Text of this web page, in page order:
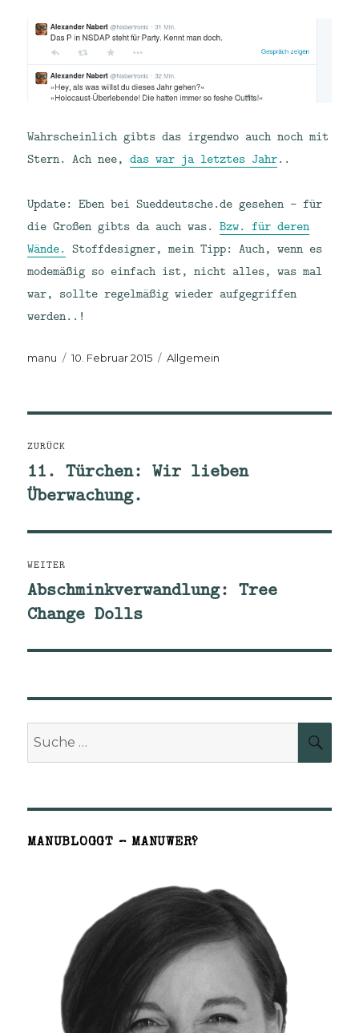
Wahrscheinlich gibts das irgendwo auch noch mit
Stern. Ach nee,das war ja letztes Jahr..
Update: Eben bei Sueddeutsche.de gesehen – für
die Großen gibts da auch was.Bzw. für deren
Wände. Stoffdesigner, mein Tipp: Auch, wenn es
modemäßig so einfach ist, nicht alles, was mal
war, sollte regelmäßig wieder aufgegriffen
werden..!
Autor
manu
Veröffentlicht
10. Februar 2015 Kategorien
Allgemein
ZURÜCK
Vorheriger
Beitrag:
11. Türchen: Wir lieben
Überwachung.
WEITER
Nächster
Beitrag:
Abschminkverwandlung: Tree
Change Dolls
MANUBLOGGT – MANUWER?